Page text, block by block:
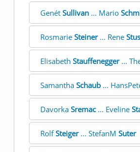
Genét Sullivan... Mario
Rosmarie Steiner... Rene
Elisabeth Stauffenegger...
Samantha Schaub...
Davorka Sremac... Eveline
RolfSteiger... StefanM Suter